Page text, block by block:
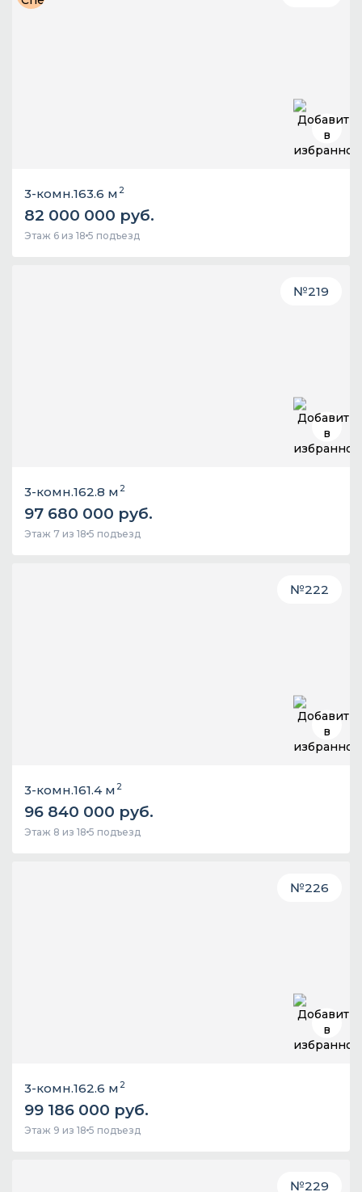
3-комн.163.6 м 2
82 000 000 руб.
Этаж 6 из 18 5 подъезд
№219
3-комн.162.8 м 2
97 680 000 руб.
Этаж 7 из 18 5 подъезд
№222
3-комн.161.4 м 2
96 840 000 руб.
Этаж 8 из 18 5 подъезд
№226
3-комн.162.6 м 2
99 186 000 руб.
Этаж 9 из 18 5 подъезд
№229